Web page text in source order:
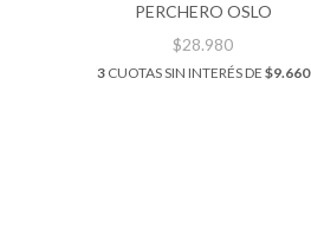
PERCHERO OSLO
$28.980
3CUOTAS SIN INTERÉS DE $9.660